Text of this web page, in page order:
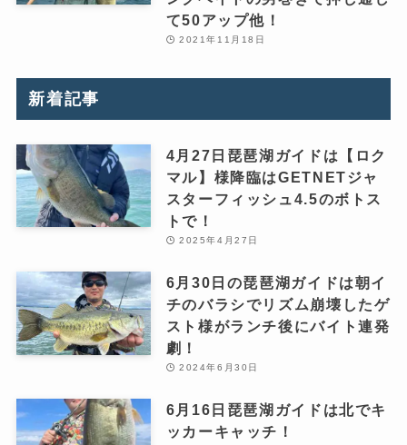
て50アップ他！
2021年11月18日
新着記事
4月27日琵琶湖ガイドは【ロク
マル】様降臨はGETNETジャ
スターフィッシュ4.5のボトス
トで！
2025年4月27日
6月30日の琵琶湖ガイドは朝イ
チのバラシでリズム崩壊したゲ
スト様がランチ後にバイト連発
劇！
2024年6月30日
6月16日琵琶湖ガイドは北でキ
ッカーキャッチ！